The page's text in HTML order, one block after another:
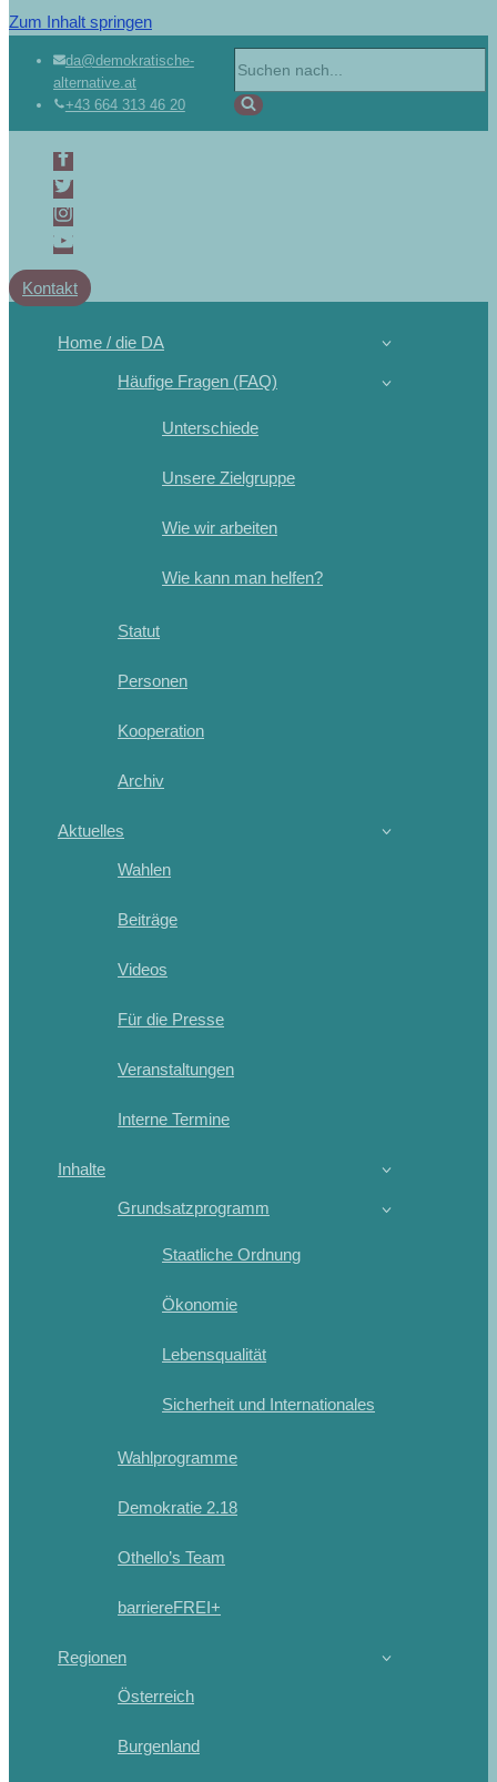
Zum Inhalt springen
da@demokratische-
alternative.at
+43 664 313 46 20
Kontakt
Home / die DA
Häufige Fragen (FAQ)
Unterschiede
Unsere Zielgruppe
Wie wir arbeiten
Wie kann man helfen?
Statut
Personen
Kooperation
Archiv
Aktuelles
Wahlen
Beiträge
Videos
Für die Presse
Veranstaltungen
Interne Termine
Inhalte
Grundsatzprogramm
Staatliche Ordnung
Ökonomie
Lebensqualität
Sicherheit und Internationales
Wahlprogramme
Demokratie 2.18
Othello’s Team
barriereFREI+
Regionen
Österreich
Burgenland